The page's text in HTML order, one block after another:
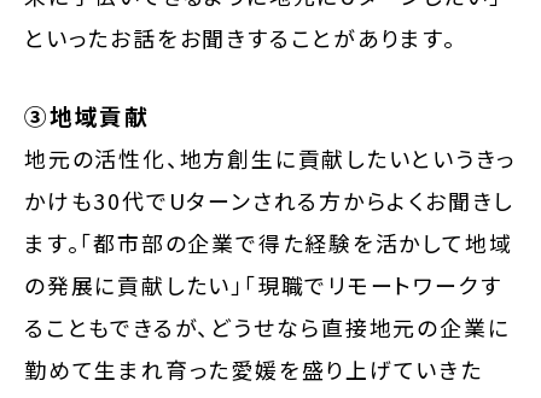
といったお話をお聞きすることがあります。
③地域貢献
地元の活性化、地方創生に貢献したいというきっ
かけも30代でUターンされる方からよくお聞きし
ます。「都市部の企業で得た経験を活かして地域
の発展に貢献したい」「現職でリモートワークす
ることもできるが、どうせなら直接地元の企業に
勤めて生まれ育った愛媛を盛り上げていきた